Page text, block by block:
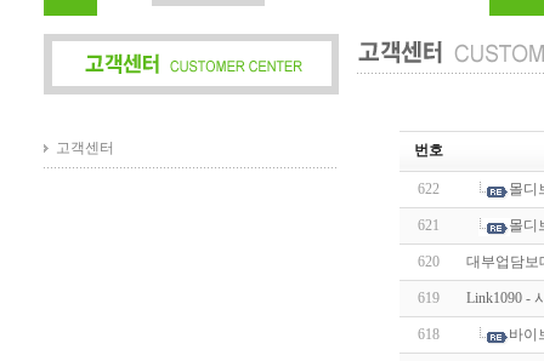
고객센터 번호
622 몰디
621 몰디
620 대부업담보
619 Link1090 -
618 바이